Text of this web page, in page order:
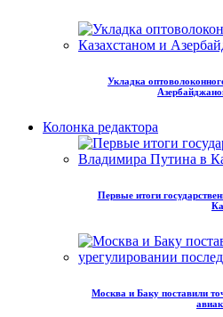
Укладка
Колонка редактора
Первые итоги
Москва и Баку поставили